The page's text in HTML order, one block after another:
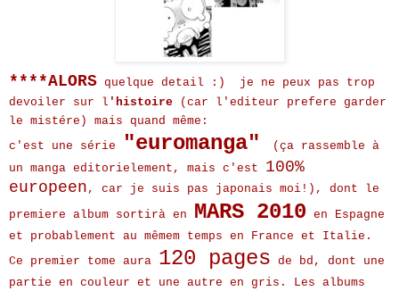
****ALORS quelque detail :) je ne peux pas trop
devoiler sur l 'histoire (car l'editeur prefere garder
le mistére) mais quand même:
c'est une série
"euromanga"
(ça rassemble à
un manga editorielement, mais c'est 100%
europeen , car je suis pas japonais moi!), dont le
premiere album sortirà en MARS 2010 en Espagne
et probablement au mêmem temps en France et Italie.
Ce premier tome aura 120 pages de bd, dont une
partie en couleur et une autre en gris. Les albums